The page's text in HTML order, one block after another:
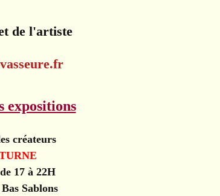
de l'artiste
expositions
créateurs
17 à 22H
Sablons